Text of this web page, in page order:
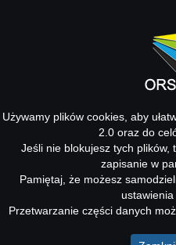
Używamy plików cookies, aby
2.0 oraz do
Jeśli nie blokujesz tych plików,
zapisanie w
Pamiętaj, że możesz
Przetwarzanie części danych